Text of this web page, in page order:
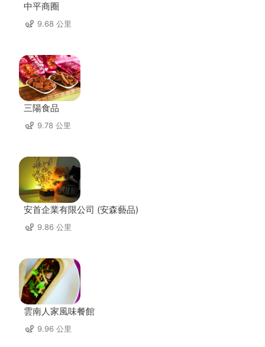
中平商圈
9.68 公里
三陽食品
9.78 公里
安首企業有限公司 (安森藝品)
9.86 公里
雲南人家風味餐館
9.96 公里